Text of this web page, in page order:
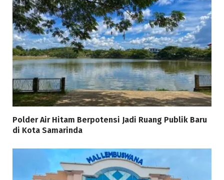
Polder Air Hitam Berpotensi Jadi Ruang Publik Baru
di Kota Samarinda